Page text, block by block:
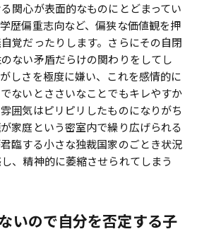
関心が表面的なものにとどまってい
歴偏重志向など、偏狭な価値観を押
覚だったりします。さらにその自閉
ない矛盾だらけの関わりをしてし
しさを極度に嫌い、これを感情的に
ないとささいなことでもキレやすか
囲気はピリピリしたものになりがち
家庭という密室内で繰り広げられる
臨する小さな独裁国家のごとき状況
、精神的に萎縮させられてしまう
いので自分を否定する子